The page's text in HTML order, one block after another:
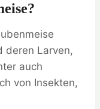
deren Larven,
auch
von Insekten,